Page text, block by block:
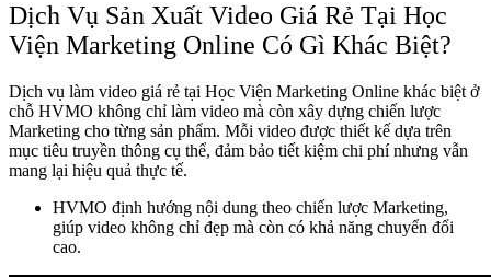
Dịch Vụ Sản Xuất Video Giá Rẻ Tại Học
Viện Marketing Online Có Gì Khác Biệt?
Dịch vụ làm video giá rẻ tại Học Viện Marketing Online khác biệt ở
chỗ HVMO không chỉ làm video mà còn xây dựng chiến lược
Marketing cho từng sản phẩm. Mỗi video được thiết kế dựa trên
mục tiêu truyền thông cụ thể, đảm bảo tiết kiệm chi phí nhưng vẫn
mang lại hiệu quả thực tế.
HVMO định hướng nội dung theo chiến lược Marketing,
giúp video không chỉ đẹp mà còn có khả năng chuyển đổi
cao.